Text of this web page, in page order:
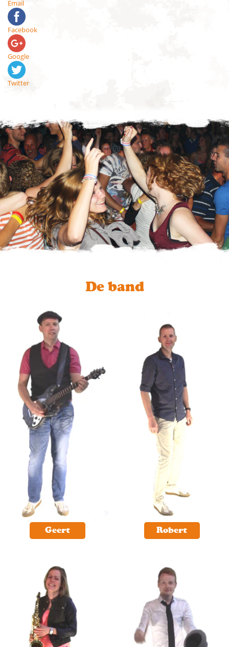
Email
Facebook
Google
Twitter
De band
Geert Robert